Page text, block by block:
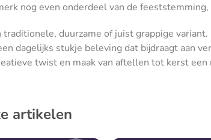
nog even onderdeel van de
traditionele, duurzame of juist grappige
dagelijks stukje beleving dat bijdraagt aan
twist en maak van aftellen tot kerst
artikelen